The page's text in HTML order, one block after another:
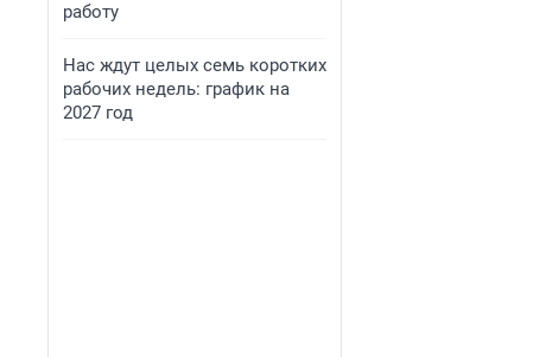
работу
Нас ждут целых семь коротких
рабочих недель: график на
2027 год